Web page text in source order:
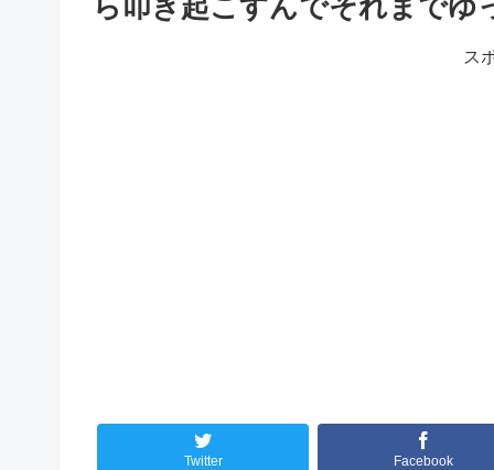
ら叩き起こすんでそれまでゆ
ス
Twitter Facebook